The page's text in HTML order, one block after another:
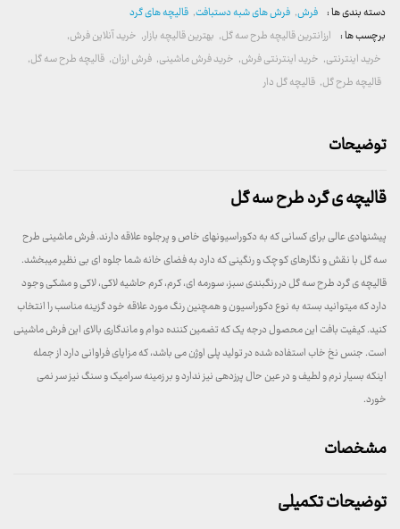
دسته بندی ها : فرش, فرش های شبه دستبافت, قالیچه های گرد
برچسب ها : ارزانترین قالیچه طرح سه گل, بهترین قالیچه بازار, خرید آنلاین فرش,
خرید اینترنتی, خرید اینترنتی فرش, خرید فرش ماشینی, فرش ارزان, قالیچه طرح سه گل,
قالیچه طرح گل, قالیچه گل دار
توضیحات
قالیچه ی گرد طرح سه گل
پیشنهادی عالی برای کسانی که به دکوراسیونهای خاص و پرجلوه علاقه دارند. فرش ماشینی طرح
سه گل با نقش و نگارهای کوچک و رنگینی که دارد به فضای خانه شما جلوه ای بی نظیر میبخشد.
قالیچه ی گرد طرح سه گل در رنگبندی سبز، سورمه ای، کرم، کرم حاشیه لاکی، لاکی و مشکی وجود
دارد که میتوانید بسته به نوع دکوراسیون و همچنین رنگ مورد علاقه خود گزینه مناسب را انتخاب
کنید. کیفیت بافت این محصول درجه یک که تضمین کننده دوام و ماندگاری بالای این فرش ماشینی
است. جنس نخ خاب استفاده شده در تولید پلی اوژن می باشد، که مزایای فراوانی دارد از جمله
اینکه بسیار نرم و لطیف و در عین حال پرزدهی نیز ندارد و بر زمینه سرامیک و سنگ نیز سر نمی
خورد.
مشخصات
توضیحات تکمیلی